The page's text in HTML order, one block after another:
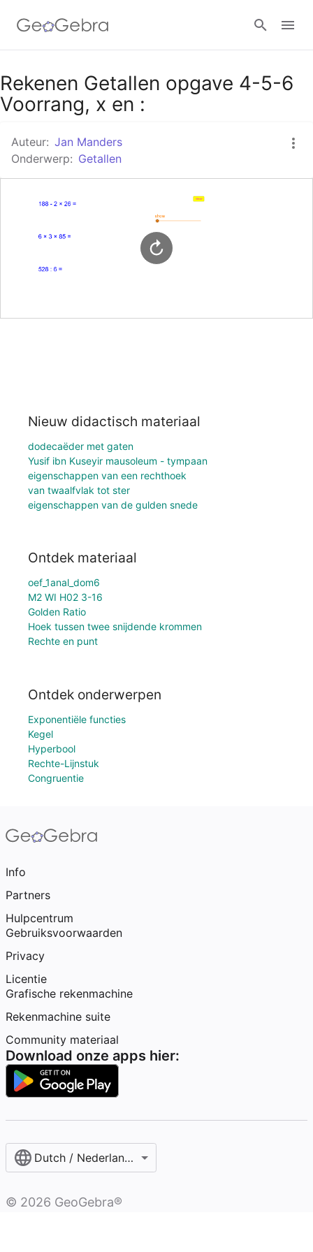
Google Classroom
Aanmelden
Rekenen Getallen opgave 4-5-6
Voorrang, x en :
Auteur: Jan Manders
Onderwerp: Getallen
Nieuw didactisch materiaal
dodecaëder met gaten
Yusif ibn Kuseyir mausoleum - tympaan
eigenschappen van een rechthoek
van twaalfvlak tot ster
eigenschappen van de gulden snede
Ontdek materiaal
oef_1anal_dom6
M2 WI H02 3-16
Golden Ratio
Hoek tussen twee snijdende krommen
Rechte en punt
Ontdek onderwerpen
Exponentiële functies
Kegel
Hyperbool
Rechte-Lijnstuk
Congruentie
Info
Partners
Hulpcentrum
Gebruiksvoorwaarden
Privacy
Licentie
Grafische rekenmachine
Rekenmachine suite
Community materiaal
Download onze apps hier:
Dutch / Nederlands‎ (België)‎
© 2026 GeoGebra®